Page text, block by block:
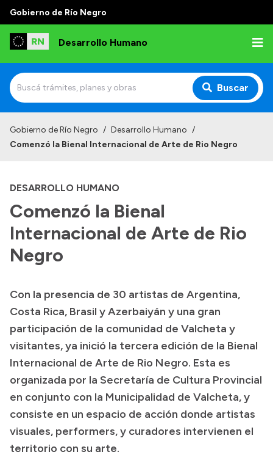
Gobierno de Río Negro
Desarrollo Humano
Buscar
Delegaciones
Normativa
Transparencia
Presupuesto
Boletín Oficial
Compras y licitaciones
Consulta de expedientes
Consulta de pago a proveedores
Convocatorias
Intranet
Login
Gobierno de Río Negro / Desarrollo Humano /
Comenzó la Bienal Internacional de Arte de Rio Negro
DESARROLLO HUMANO
Comenzó la Bienal
Internacional de Arte de Rio
Negro
Con la presencia de 30 artistas de Argentina,
Costa Rica, Brasil y Azerbaiyán y una gran
participación de la comunidad de Valcheta y
visitantes, ya inició la tercera edición de la Bienal
Internacional de Arte de Rio Negro. Esta es
organizada por la Secretaría de Cultura Provincial
en conjunto con la Municipalidad de Valcheta, y
consiste en un espacio de acción donde artistas
visuales, performers, y curadores intervienen el
territorio con su arte.